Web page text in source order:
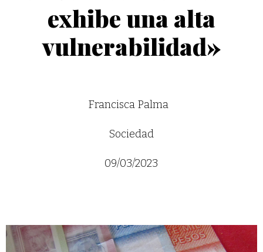
exhibe una alta
vulnerabilidad»
Francisca Palma
Sociedad
09/03/2023